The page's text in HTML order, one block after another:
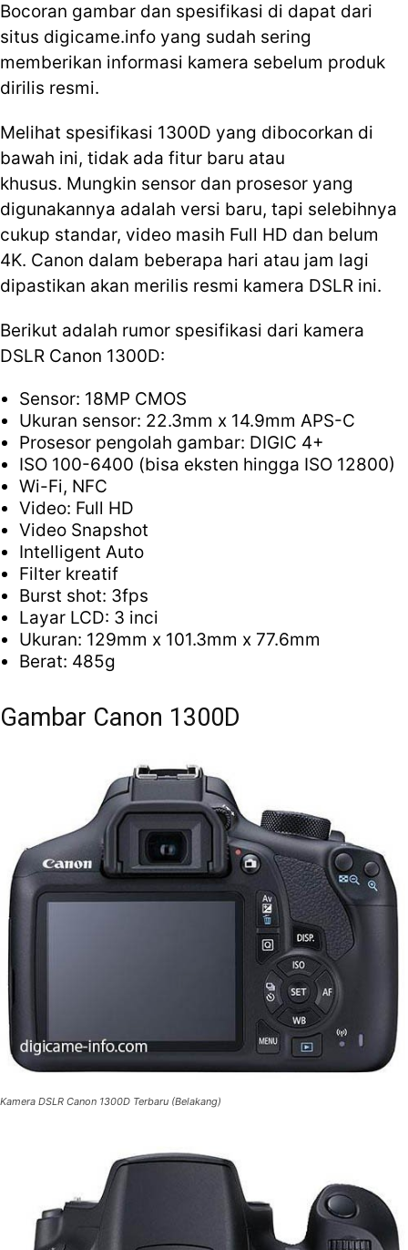
Bocoran gambar dan spesifikasi di dapat dari
situs digicame.info yang sudah sering
memberikan informasi kamera sebelum produk
dirilis resmi.
Melihat spesifikasi 1300D yang dibocorkan di
bawah ini, tidak ada fitur baru atau
khusus. Mungkin sensor dan prosesor yang
digunakannya adalah versi baru, tapi selebihnya
cukup standar, video masih Full HD dan belum
4K. Canon dalam beberapa hari atau jam lagi
dipastikan akan merilis resmi kamera DSLR ini.
Berikut adalah rumor spesifikasi dari kamera
DSLR Canon 1300D:
Sensor: 18MP CMOS
Ukuran sensor: 22.3mm x 14.9mm APS-C
Prosesor pengolah gambar: DIGIC 4+
ISO 100-6400 (bisa eksten hingga ISO 12800)
Wi-Fi, NFC
Video: Full HD
Video Snapshot
Intelligent Auto
Filter kreatif
Burst shot: 3fps
Layar LCD: 3 inci
Ukuran: 129mm x 101.3mm x 77.6mm
Berat: 485g
Gambar Canon 1300D
Kamera DSLR Canon 1300D Terbaru (Belakang)